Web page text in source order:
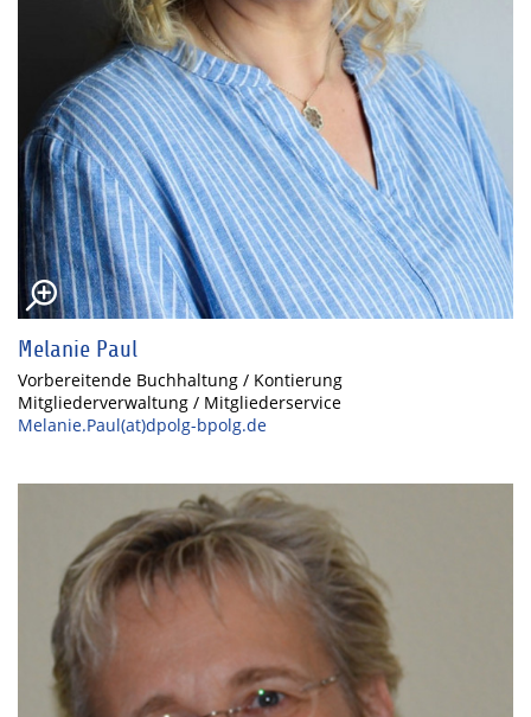
Melanie Paul
Vorbereitende Buchhaltung / Kontierung
Mitgliederverwaltung / Mitgliederservice
Melanie.Paul(at)dpolg-bpolg.de